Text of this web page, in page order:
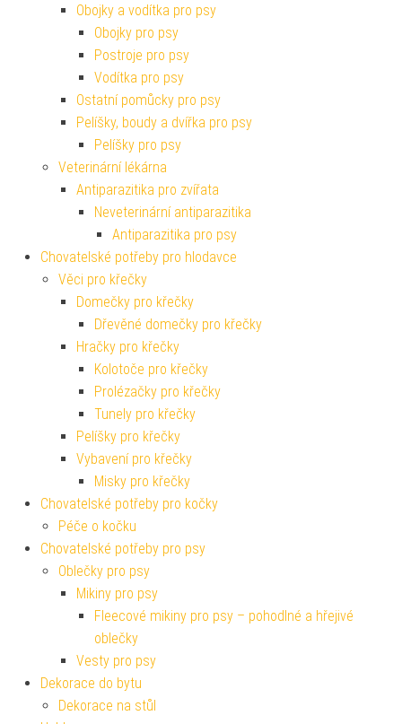
Obojky a vodítka pro psy
Obojky pro psy
Postroje pro psy
Vodítka pro psy
Ostatní pomůcky pro psy
Pelíšky, boudy a dvířka pro psy
Pelíšky pro psy
Veterinární lékárna
Antiparazitika pro zvířata
Neveterinární antiparazitika
Antiparazitika pro psy
Chovatelské potřeby pro hlodavce
Věci pro křečky
Domečky pro křečky
Dřevěné domečky pro křečky
Hračky pro křečky
Kolotoče pro křečky
Prolézačky pro křečky
Tunely pro křečky
Pelíšky pro křečky
Vybavení pro křečky
Misky pro křečky
Chovatelské potřeby pro kočky
Péče o kočku
Chovatelské potřeby pro psy
Oblečky pro psy
Mikiny pro psy
Fleecové mikiny pro psy – pohodlné a hřejivé
oblečky
Vesty pro psy
Dekorace do bytu
Dekorace na stůl